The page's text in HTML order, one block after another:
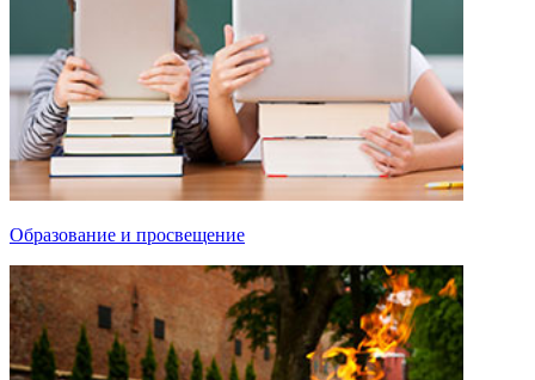
Образование и просвещение